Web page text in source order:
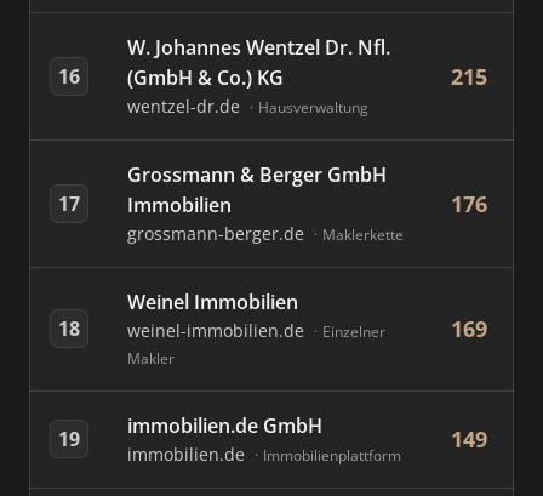
16
W. Johannes Wentzel Dr. Nfl.
(GmbH & Co.) KG
wentzel-dr.de Hausverwaltung
215
17
Grossmann & Berger GmbH
Immobilien
grossmann-berger.de Maklerkette
176
18
Weinel Immobilien
weinel-immobilien.de
Einzelner
Makler
169
19 immobilien.de GmbH
immobilien.de Immobilienplattform
149